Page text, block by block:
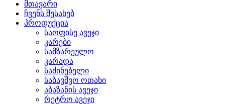
მთავარი
ჩვენს შესახებ
პროდუქცია
საოფისე ავეჯი
კარები
სამზარეულო
კარადა
საძინებელი
საბავშვო ოთახი
აბაზანის ავეჯი
რეტრო ავეჯი